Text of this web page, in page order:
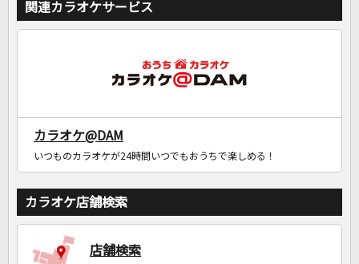
関連カラオケサービス
カラオケ@DAM
いつものカラオケが24時間いつでもおうちで楽しめる！
カラオケ店舗検索
店舗検索